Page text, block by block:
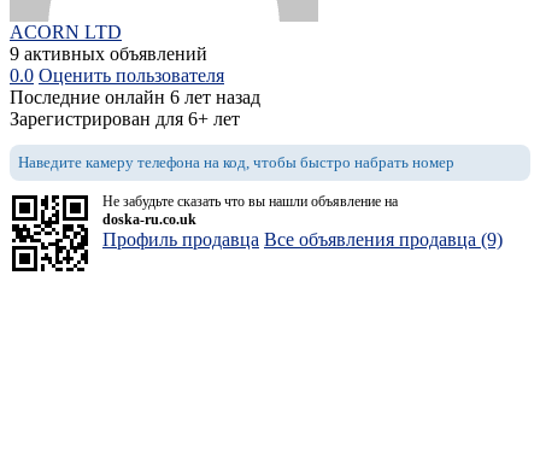
ACORN LTD
9 активных объявлений
0.0 Оценить пользователя
Последние онлайн 6 лет назад
Зарегистрирован для 6+ лет
Наведите камеру телефона на код, чтобы быстро набрать номер
Не забудьте сказать что вы нашли объявление на
doska-ru.co.uk
Профиль продавца Все объявления продавца (9)